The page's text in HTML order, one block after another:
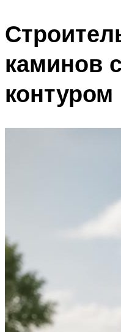
каминов
контуром